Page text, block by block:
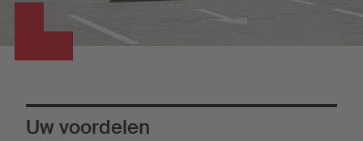
Uw voordelen